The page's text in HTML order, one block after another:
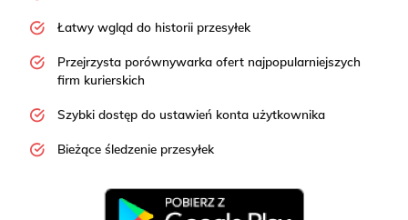
Łatwy wgląd do historii przesyłek
Przejrzysta porównywarka ofert najpopularniejszych
firm kurierskich
Szybki dostęp do ustawień konta użytkownika
Bieżące śledzenie przesyłek